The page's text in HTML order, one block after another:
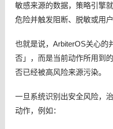
敏感来源的数据，策略引擎
危险并触发阻断、脱敏或用
也就是说，ArbiterOS关心的
否」，而是当前动作所用到
否已经被高风险来源污染。
一旦系统识别出安全风险，
动作，例如：